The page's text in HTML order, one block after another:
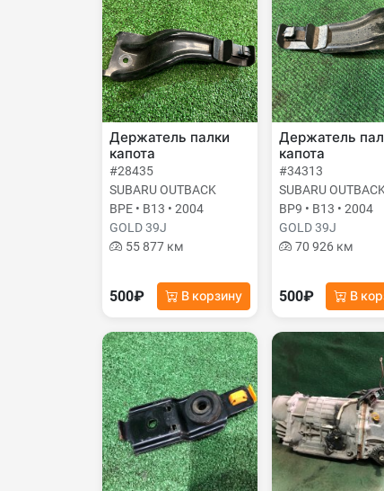
Держатель палки
капота
#28435
SUBARU OUTBACK
BPE • B13 • 2004
GOLD 39J
55 877 км
500₽ В корзину
Держатель
капота
#34313
SUBARU OUTBACK
BP9 • B13 • 2004
GOLD 39J
70 926 км
500₽ В